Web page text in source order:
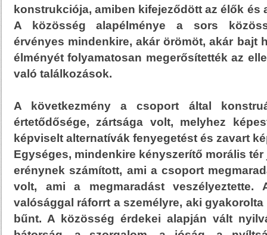
konstrukciója, amiben kifejeződött az élők és
A közösség alapélménye a sors
érvényes mindenkire, akár örömöt, akár bajt
élményét folyamatosan megerősítették az
való találkozások.
A következmény a csoport által
értetődősége, zártsága volt, melyhez
képviselt alternatívák fenyegetést és zavart
Egységes, mindenkire kényszerítő morális
erénynek számított, ami a csoport
volt, ami a megmaradást
valósággal ráforrt a személyre, aki
bűnt. A közösség érdekei alapján vált